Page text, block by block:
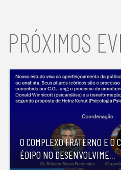
PRÓXIMOS
O COMPLEXO FRATERNO E O
ÉDIPO NO DESENVOLVIME...